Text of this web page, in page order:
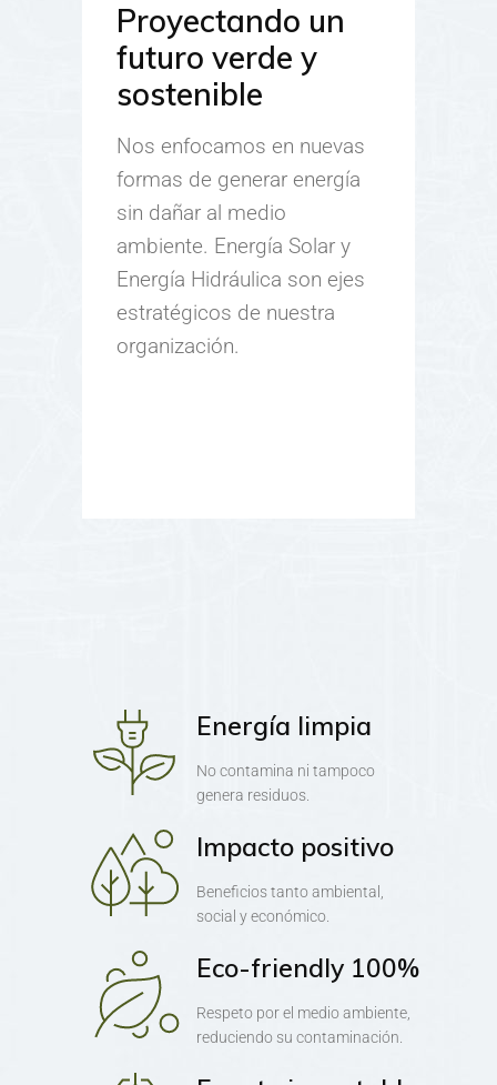
Proyectando un
futuro verde y
sostenible
Nos enfocamos en nuevas
formas de generar energía
sin dañar al medio
ambiente. Energía Solar y
Energía Hidráulica son ejes
estratégicos de nuestra
organización.
Energía limpia
No contamina ni tampoco
genera residuos.
Impacto positivo
Beneficios tanto ambiental,
social y económico.
Eco-friendly 100%
Respeto por el medio ambiente,
reduciendo su contaminación.